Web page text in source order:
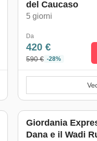
del Caucaso
5 giorni
Da
420 €
590 € -28%
Giordania
Dana e il Wadi